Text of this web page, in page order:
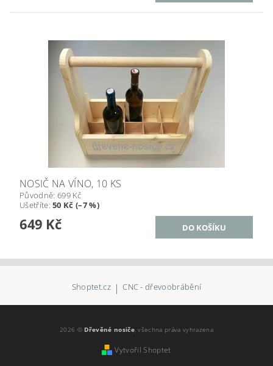
NOSIČ NA VÍNO, 10 KS
Původně: 699 Kč
Ušetříte:50 Kč (–7 %)
649 Kč
Shoptet.cz | CNC - dřevoobrábění
2026 © Dřevěné nosiče, všechna práva vyhrazena
Vytvořil Shoptet